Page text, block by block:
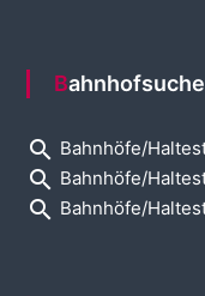
Bahnhofsuche
search Bahnhöfe/
search Bahnhöfe/
search Bahnhöfe/